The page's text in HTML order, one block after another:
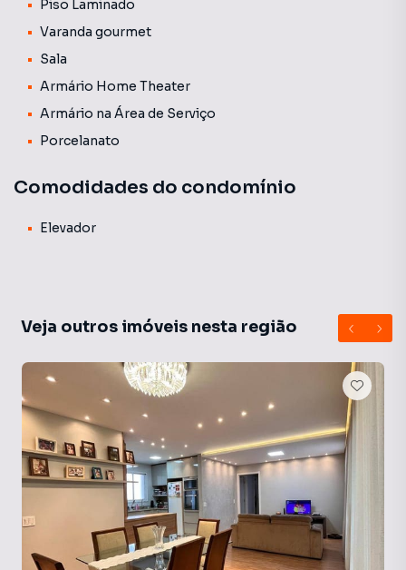
Piso Laminado
Varanda gourmet
Sala
Armário Home Theater
Armário na Área de Serviço
Porcelanato
Comodidades do condomínio
Elevador
Veja outros imóveis nesta região